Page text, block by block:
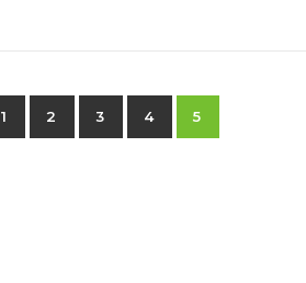
1 2 3 4 5